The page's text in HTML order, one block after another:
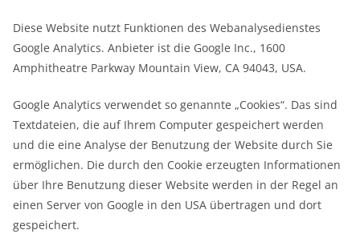
Diese Website nutzt Funktionen des Webanalysedienstes
Google Analytics. Anbieter ist die Google Inc., 1600
Amphitheatre Parkway Mountain View, CA 94043, USA.
Google Analytics verwendet so genannte „Cookies“. Das sind
Textdateien, die auf Ihrem Computer gespeichert werden
und die eine Analyse der Benutzung der Website durch Sie
ermöglichen. Die durch den Cookie erzeugten Informationen
über Ihre Benutzung dieser Website werden in der Regel an
einen Server von Google in den USA übertragen und dort
gespeichert.